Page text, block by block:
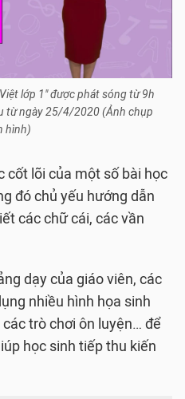
lớp 1" được phát sóng từ 9h
từ ngày 25/4/2020 (Ảnh chụp
hình)
cốt lõi của một số bài học
đó chủ yếu hướng dẫn
các chữ cái, các vần
dạy của giáo viên, các
nhiều hình họa sinh
trò chơi ôn luyện… để
học sinh tiếp thu kiến